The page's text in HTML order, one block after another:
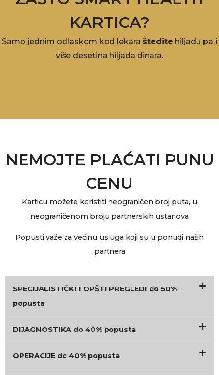
KARTICA?
Samo jednim odlaskom kod lekara štedite hiljadu pa i
više desetina hiljada dinara.
NEMOJTE PLAĆATI PUNU
CENU
Karticu možete koristiti neograničen broj puta, u
neograničenom broju partnerskih ustanova
Popusti važe za većinu usluga koji su u ponudi naših
partnera
SPECIJALISTIČKI I OPŠTI PREGLEDI do 50%
popusta
DIJAGNOSTIKA do 40% popusta
OPERACIJE do 40% popusta